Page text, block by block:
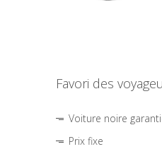
Favori des
Voiture noire
Prix fixe